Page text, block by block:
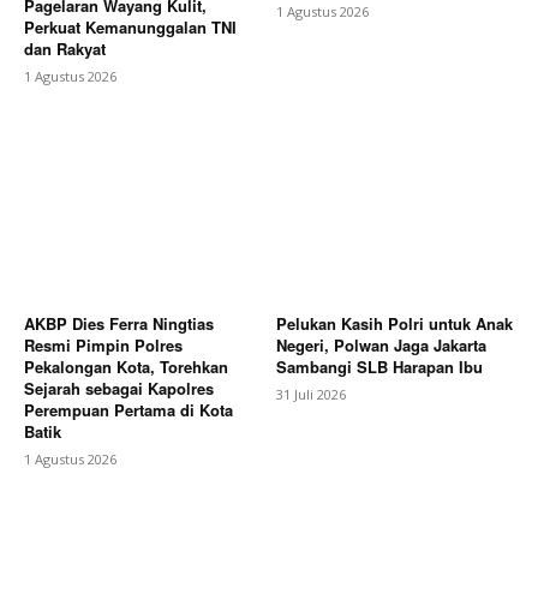
Pagelaran Wayang Kulit,
Perkuat Kemanunggalan TNI
dan Rakyat
1 Agustus 2026
1 Agustus 2026
AKBP Dies Ferra Ningtias
Resmi Pimpin Polres
Pekalongan Kota, Torehkan
Sejarah sebagai Kapolres
Perempuan Pertama di Kota
Batik
1 Agustus 2026
Pelukan Kasih Polri untuk Anak
Negeri, Polwan Jaga Jakarta
Sambangi SLB Harapan Ibu
31 Juli 2026